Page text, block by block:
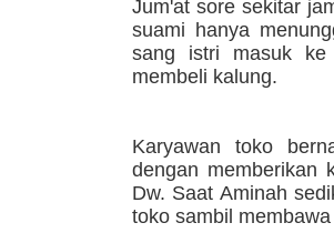
Jum'at sore sekitar
suami hanya
sang istri masuk ke
membeli kalung.
Karyawan toko
dengan memberikan
Dw. Saat Aminah
toko sambil